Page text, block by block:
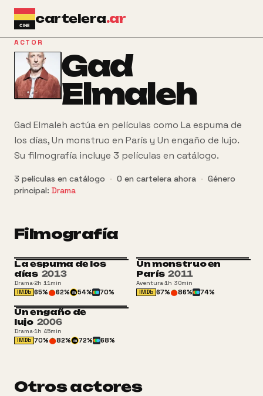
Ir al contenido principal
cartelera.ar
ACTOR
Gad
Elmaleh
Gad Elmaleh actúa en películas como La espuma de
los días, Un monstruo en París y Un engaño de lujo.
Su filmografía incluye 3 películas en catálogo.
3 películas en catálogo · 0 en cartelera ahora · Género
principal: Drama
Filmografía
+13
La espuma de los
días 2013
Drama·2h 11min
IMDb 65% 62% m 54% 70%
Un monstruo en
París 2011
Aventura·1h 30min
IMDb 67% 86% 74%
Un engaño de
lujo 2006
Drama·1h 45min
IMDb 70% 82% m 72% 68%
Otros actores